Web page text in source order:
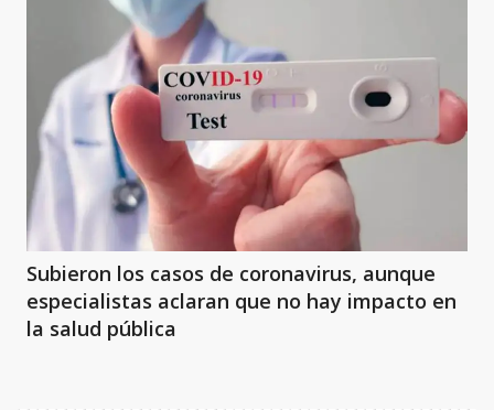
Subieron los casos de coronavirus, aunque
especialistas aclaran que no hay impacto en
la salud pública